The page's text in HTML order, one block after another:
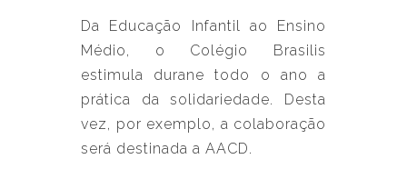
Da Educação Infantil ao Ensino
Médio, o Colégio Brasilis
estimula durane todo o ano a
prática da solidariedade. Desta
vez, por exemplo, a colaboração
será destinada a AACD.